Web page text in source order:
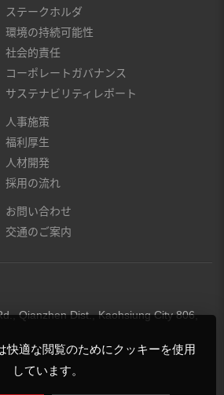
快適な閲覧のためにクッキーを使用
しています。
ステークホルダ
環境の持続可能性
社会的責任
コーポレートガバナンス
サステナビリティレポート
人事施策
福利厚生
人材開発
採用の流れ
お問い合わせ
交通のご案内
Qianzhen Dist., Kaohsiung City 806,